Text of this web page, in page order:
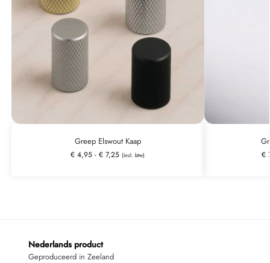
Greep Elswout Kaap
€ 4,95 - € 7,25 (incl. btw) €
Nederlands product
Geproduceerd in Zeeland